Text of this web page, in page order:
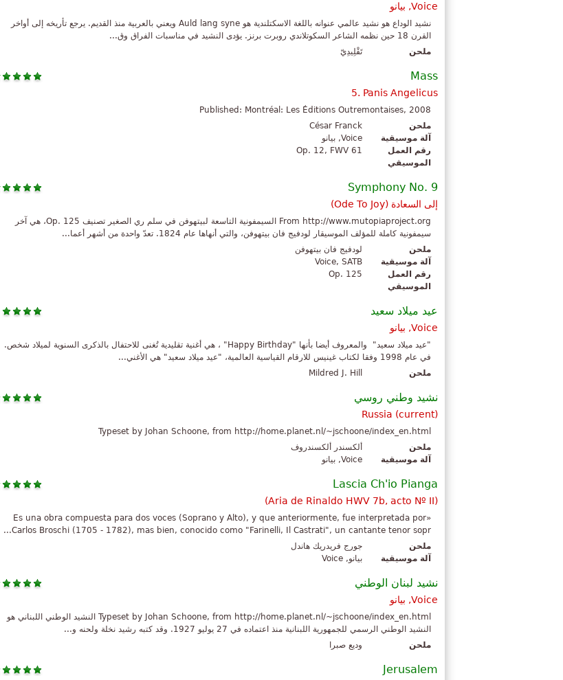
Voice, بيانو
نشيد الوداع هو نشيد عالمي عنوانه باللغة الاسكتلندية هو Auld lang syne ويعني بالعربية منذ القديم. يرجع تأريخه إلى أواخر
القرن 18 حين نظمه الشاعر السكوتلاندي روبرت برنز. يؤدى النشيد في مناسبات الفراق وق...
ملحن
تَقْلِيدِيّ‎
Mass
5. Panis Angelicus
Published: Montréal: Les Éditions Outremontaises, 2008
ملحن
César Franck
آلة موسيقية
Voice, بيانو
رقم العمل
الموسيقي
Op. 12, FWV 61
Symphony No. 9
إلى السعادة (Ode To Joy
)
From http://www.mutopiaproject.org السيمفونية التاسعة لبيتهوفن في سلم ري الصغير تصنيف Op. 125، هي آخر
سيمفونية كاملة للمؤلف الموسيقار لودفيج فان بيتهوفن، والتي أنهاها عام 1824. تعدّ واحدة من أشهر أعما...
ملحن
لودفيج فان بيتهوفن
آلة موسيقية
Voice, SATB
رقم العمل
الموسيقي
Op. 125
عيد ميلاد سعيد
Voice, بيانو
"عيد ميلاد سعيد" ‏ والمعروف أيضا بأنها "Happy Birthday" ، هي أغنية تقليدية تُغنى للاحتفال بالذكرى السنوية لميلاد شخص.
في عام 1998 وفقا لكتاب غينيس للارقام القياسية العالمية، "عيد ميلاد سعيد" هي الأغني...
ملحن
Mildred J. Hill
نشيد وطني روسي
Russia (current)
Typeset by Johan Schoone, from http://home.planet.nl/~jschoone/index_en.html
ملحن
ألكسندر ألكسندروف
آلة موسيقية
Voice, بيانو
Lascia Ch'io Pianga
(Aria de Rinaldo HWV 7b, acto Nº II)
«Es una obra compuesta para dos voces (Soprano y Alto), y que anteriormente, fue interpretada por
Carlos Broschi (1705 - 1782), mas bien, conocido como "Farinelli, Il Castrati", un cantante tenor sopr...
ملحن
جورج فريدريك هاندل
آلة موسيقية
بيانو, Voice
نشيد لبنان الوطني
Voice, بيانو
Typeset by Johan Schoone, from http://home.planet.nl/~jschoone/index_en.html النشيد الوطني اللبناني هو
النشيد الوطني الرسمي للجمهورية اللبنانية منذ اعتماده في 27 يوليو 1927. وقد كتبه رشيد نخلة ولحنه و...
ملحن
وديع صبرا
Jerusalem